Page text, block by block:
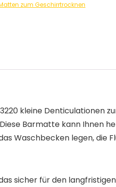
zum Geschirrtrocknen
kleine Denticulationen
Barmatte kann Ihnen
Waschbecken legen, die
sicher für den